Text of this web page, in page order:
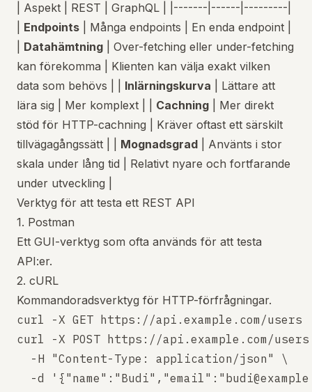
| Aspekt | REST | GraphQL | |-------|------|---------|
Endpoints | Många endpoints | En enda endpoint |
Datahämtning | Over-fetching eller under-fetching
kan förekomma | Klienten kan välja exakt vilken
data som behövs | | Inlärningskurva | Lättare att
lära sig | Mer komplext | | Cachning | Mer direkt
stöd för HTTP-cachning | Kräver oftast ett särskilt
tillvägagångssätt | | Mognadsgrad | Använts i stor
skala under lång tid | Relativt nyare och fortfarande
under utveckling |
Verktyg för att testa ett REST API
1. Postman
Ett GUI-verktyg som ofta används för att testa
API:er.
2. cURL
Kommandoradsverktyg för HTTP-förfrågningar.
curl -X GET https://api.example.com/users
curl -X POST https://api.example.com/
  -H "Content-Type: application/json" \